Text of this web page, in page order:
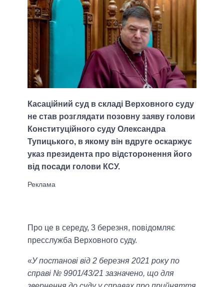
Касаційний суд в складі Верховного суду
не став розглядати позовну заяву голови
Конституційного суду Олександра
Тупицького, в якому він вдруге оскаржує
указ президента про відсторонення його
від посади голови КСУ.
Про це в середу, 3 березня, повідомляє
пресслужба Верховного суду.
«У постанові від 2 березня 2021 року по
справі № 9901/43/21 зазначено, що для